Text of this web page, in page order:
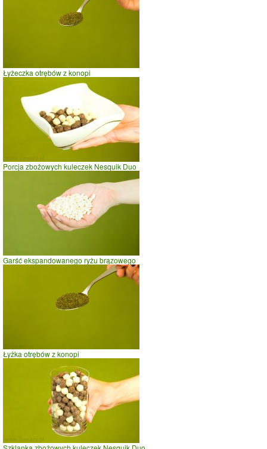
Łyżeczka otrębów z konopi
Porcja zbożowych kuleczek Nesquik Duo
Garść ekspandowanego ryżu brązowego
Łyżka otrębów z konopi